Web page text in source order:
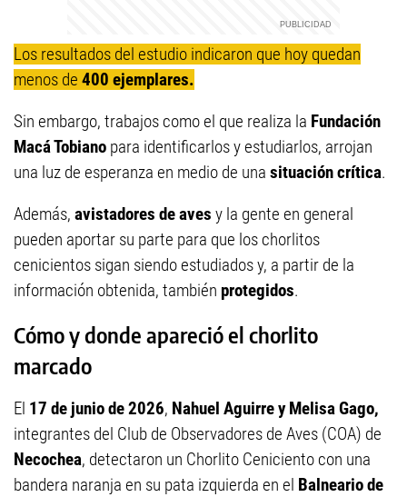
Los resultados del estudio indicaron que hoy quedan
menos de 400 ejemplares.
Sin embargo, trabajos como el que realiza la Fundación
Macá Tobiano para identificarlos y estudiarlos, arrojan
una luz de esperanza en medio de una situación crítica.
Además, avistadores de aves y la gente en general
pueden aportar su parte para que los chorlitos
cenicientos sigan siendo estudiados y, a partir de la
información obtenida, también protegidos.
Cómo y donde apareció el chorlito
marcado
El 17 de junio de 2026, Nahuel Aguirre y Melisa Gago,
integrantes del Club de Observadores de Aves (COA) de
Necochea, detectaron un Chorlito Ceniciento con una
bandera naranja en su pata izquierda en el Balneario de